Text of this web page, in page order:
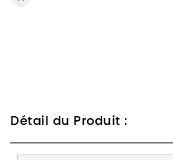
Détail du Produit :